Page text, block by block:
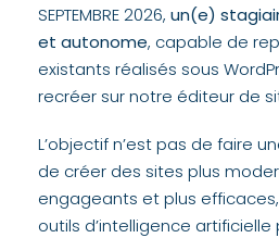
SEPTEMBRE 2026, un(e)
et autonome, capable de
existants réalisés sous
recréer sur notre éditeur de
L’objectif n’est pas de faire
de créer des sites plus
engageants et plus
outils d’intelligence